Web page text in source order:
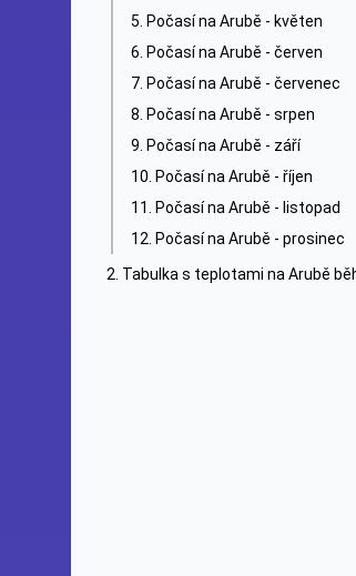
Počasí na Arubě - květen
Počasí na Arubě - červen
Počasí na Arubě - červenec
Počasí na Arubě - srpen
Počasí na Arubě - září
Počasí na Arubě - říjen
Počasí na Arubě - listopad
Počasí na Arubě - prosinec
Tabulka s teplotami na Arubě